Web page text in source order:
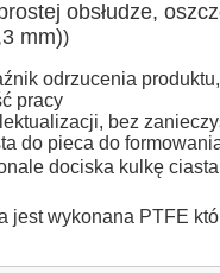
obsłudze,
mm))
odrzucenia
pracy
bez
do pieca do
dociska kulkę
jest wykonana PTFE